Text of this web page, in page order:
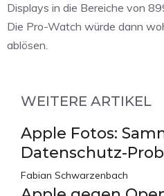
Displays in die Bereiche von
Die Pro-Watch würde dann
ablösen.
WEITERE ARTIKEL
Apple Fotos:
Datenschutz-
Fabian Schwarzenbach